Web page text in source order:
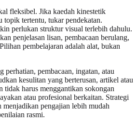
fleksibel. Jika kaedah kinestetik
topik tertentu, tukar pendekatan.
perlukan struktur visual terlebih dahulu.
penjelasan lisan, pembacaan berulang,
pembelajaran adalah alat, bukan
perhatian, pembacaan, ingatan, atau
kesulitan yang berterusan, artikel atau
tidak harus menggantikan sokongan
atau profesional berkaitan. Strategi
menjadikan pengajian lebih mudah
rasmi.